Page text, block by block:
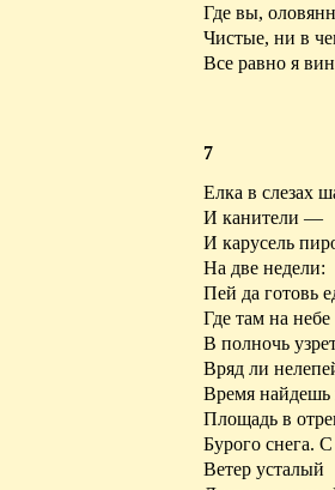
Где вы,
Чистые, ни в
Все равно я
7
Елка в слезах
И канители —
И карусель
На две недели:
Пей да готовь
Где там на небе
В полночь
Вряд ли
Время найдешь
Площадь в
Бурого снега.
Ветер усталый